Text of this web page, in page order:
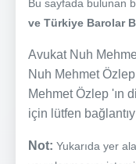
Bu sayfada bulunan
ve Türkiye Barolar
Avukat Nuh
Nuh Mehmet
Mehmet Özlep 'ın
için lütfen
Not: Yukarıda yer